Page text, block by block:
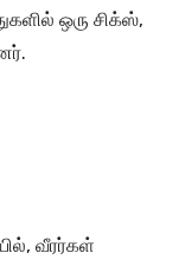
ஒரு சிக்ஸ்,
வீரர்கள்